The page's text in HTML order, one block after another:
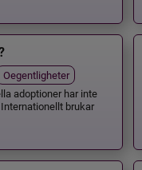
Oegentligheter
adoptioner har inte
brukar